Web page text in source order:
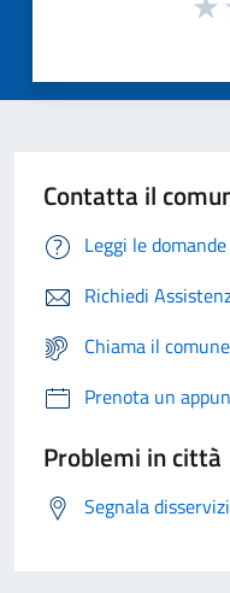
Contatta il
Leggi le
Richiedi
Chiama il
Prenota un
Problemi in città
Segnala